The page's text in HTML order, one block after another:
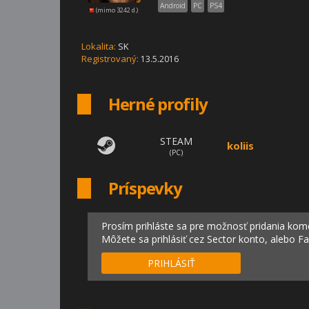
(mimo 3242 d.) Android PC PS4
Lokalita: SK
Registrovaný: 13.5.2016
Herné profily
STEAM
(PC) koliis
Príspevky
Prosím prihláste sa pre možnosť pridania
Môžete sa prihlásiť cez Sector konto, alebo
PRIHLÁSIŤ